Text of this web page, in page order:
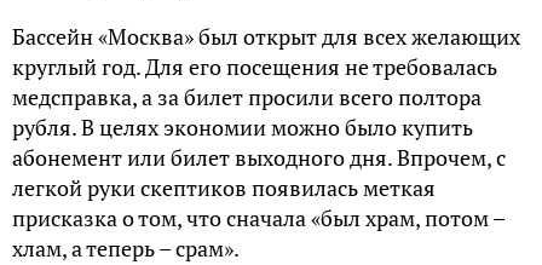
Бассейн «Москва» был открыт для всех желающих
круглый год. Для его посещения не требовалась
медсправка, а за билет просили всего полтора
рубля. В целях экономии можно было купить
абонемент или билет выходного дня. Впрочем, с
легкой руки скептиков появилась меткая
присказка о том, что сначала «был храм, потом –
хлам, а теперь – срам».